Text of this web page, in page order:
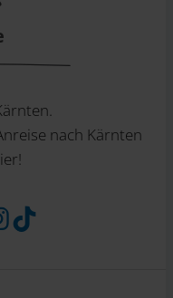
nach Kärnten